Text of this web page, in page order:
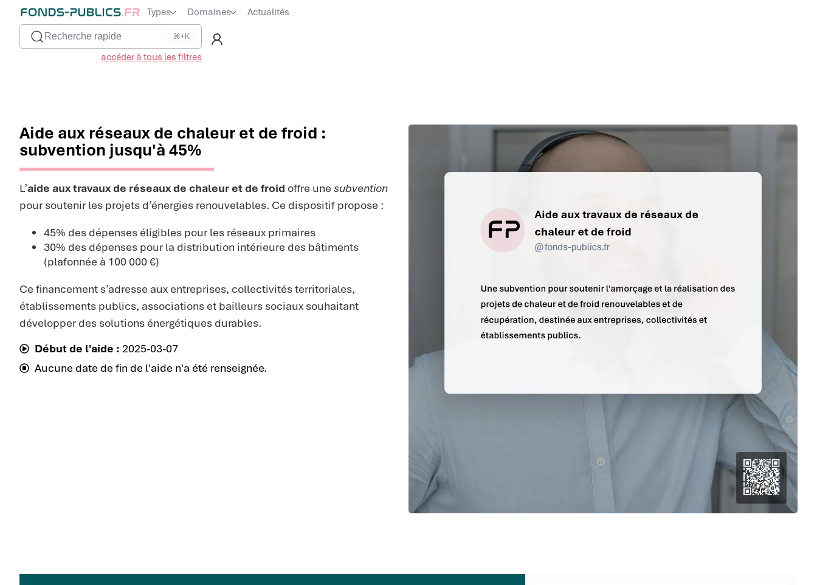
Types Domaines Actualités
Recherche rapide ⌘+K
accéder à tous les filtres
Aide aux réseaux de chaleur et de froid :
subvention jusqu'à 45%
L’aide aux travaux de réseaux de chaleur et de froid offre une subvention
pour soutenir les projets d’énergies renouvelables. Ce dispositif propose :
45% des dépenses éligibles pour les réseaux primaires
30% des dépenses pour la distribution intérieure des bâtiments
(plafonnée à 100 000 €)
Ce financement s’adresse aux entreprises, collectivités territoriales,
établissements publics, associations et bailleurs sociaux souhaitant
développer des solutions énergétiques durables.
Début de l'aide : 2025-03-07
Aucune date de fin de l'aide n'a été renseignée.